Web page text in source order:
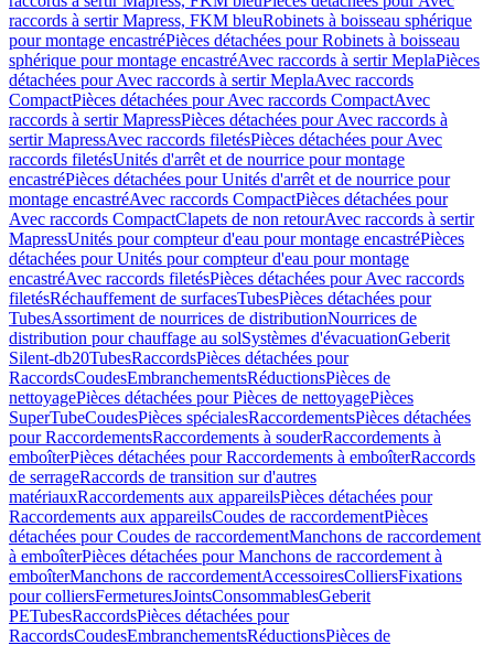
raccords à sertir Mapress, FKM bleuRobinets à boisseau sphérique
pour montage encastréPièces détachées pour Robinets à boisseau
sphérique pour montage encastréAvec raccords à sertir MeplaPièces
détachées pour Avec raccords à sertir MeplaAvec raccords
CompactPièces détachées pour Avec raccords CompactAvec
raccords à sertir MapressPièces détachées pour Avec raccords à
sertir MapressAvec raccords filetésPièces détachées pour Avec
raccords filetésUnités d'arrêt et de nourrice pour montage
encastréPièces détachées pour Unités d'arrêt et de nourrice pour
montage encastréAvec raccords CompactPièces détachées pour
Avec raccords CompactClapets de non retourAvec raccords à sertir
MapressUnités pour compteur d'eau pour montage encastréPièces
détachées pour Unités pour compteur d'eau pour montage
encastréAvec raccords filetésPièces détachées pour Avec raccords
filetésRéchauffement de surfacesTubesPièces détachées pour
TubesAssortiment de nourrices de distributionNourrices de
distribution pour chauffage au solSystèmes d'évacuationGeberit
Silent-db20TubesRaccordsPièces détachées pour
RaccordsCoudesEmbranchementsRéductionsPièces de
nettoyagePièces détachées pour Pièces de nettoyagePièces
SuperTubeCoudesPièces spécialesRaccordementsPièces détachées
pour RaccordementsRaccordements à souderRaccordements à
emboîterPièces détachées pour Raccordements à emboîterRaccords
de serrageRaccords de transition sur d'autres
matériauxRaccordements aux appareilsPièces détachées pour
Raccordements aux appareilsCoudes de raccordementPièces
détachées pour Coudes de raccordementManchons de raccordement
à emboîterPièces détachées pour Manchons de raccordement à
emboîterManchons de raccordementAccessoiresColliersFixations
pour colliersFermeturesJointsConsommablesGeberit
PETubesRaccordsPièces détachées pour
RaccordsCoudesEmbranchementsRéductionsPièces de